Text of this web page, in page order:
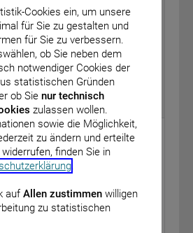
Beschlusses des
über eine
(GO): Änderung des
bei Vorliegen
B3
für Verkehr und digitale
Förderrichtlinie für die
Cookies ein, um unsere
für Sie zu gestalten und
für Sie zu verbessern.
ob Sie neben dem
notwendiger Cookies der
statistischen Gründen
ob Sie nur technisch
zulassen wollen.
sowie die Möglichkeit,
zu ändern und erteilte
finden Sie in
.
auf Allen zustimmenwilligen
zu statistischen